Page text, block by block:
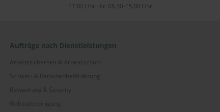
17.00 Uhr · Fr: 08.30-15.00 Uhr
Aufträge nach Dienstleistungen
Arbeitssicherheit & Arbeitsschutz
Schüler- & Personenbeförderung
Bewachung & Security
Gebäudereinigung